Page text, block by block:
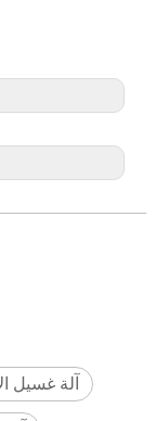
آلة غسيل